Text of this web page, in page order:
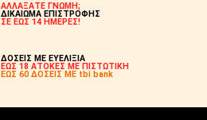
ΑΛΛΑΞΑΤΕ ΓΝΩΜΗ;
ΔΙΚΑΙΩΜΑ ΕΠΙΣΤΡΟΦΗΣ
ΣΕ ΕΩΣ 14 ΗΜΕΡΕΣ!
ΔΟΣΕΙΣ ΜΕ ΕΥΕΛΙΞΙΑ
ΕΩΣ 18 ΑΤΟΚΕΣ ΜΕ ΠΙΣΤΩΤΙΚΗ
ΕΩΣ 60 ΔΟΣΕΙΣ ΜΕ tbi bank